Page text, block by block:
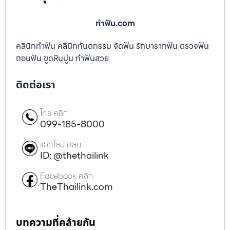
ทําฟัน.com
คลินิกทำฟัน คลินิกทันตกรรม จัดฟัน รักษารากฟัน ตรวจฟัน
ถอนฟัน ขูดหินปูน ทำฟันสวย
ติดต่อเรา
โทร คลิก
099-185-8000
แอดไลน์ คลิก
ID: @thethailink
Facebook คลิก
TheThailink.com
บทความที่คล้ายกัน